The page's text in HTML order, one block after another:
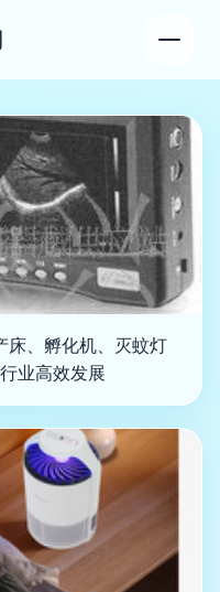
床、孵化机、灭蚊灯
业高效发展